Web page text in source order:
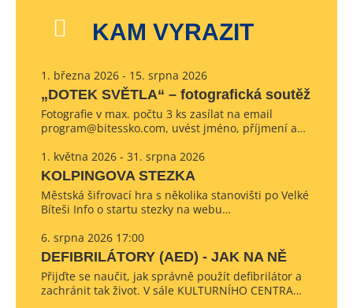
KAM VYRAZIT
1. března 2026 - 15. srpna 2026
„DOTEK SVĚTLA“ – fotografická soutěž
Fotografie v max. počtu 3 ks zasílat na email
program@bitessko.com, uvést jméno, příjmení a…
1. května 2026 - 31. srpna 2026
KOLPINGOVA STEZKA
Městská šifrovací hra s několika stanovišti po Velké
Bíteši Info o startu stezky na webu…
6. srpna 2026 17:00
DEFIBRILÁTORY (AED) - JAK NA NĚ
Přijďte se naučit, jak správně použít defibrilátor a
zachránit tak život. V sále KULTURNÍHO CENTRA…